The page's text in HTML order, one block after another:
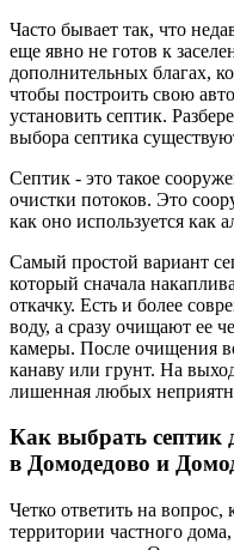
Часто бывает так, что
еще явно не готов к
дополнительных благах,
чтобы построить свою
установить септик.
выбора септика
Септик - это такое
очистки потоков. Это
как оно используется как
Самый простой вариант
который сначала
откачку. Есть и более
воду, а сразу очищают ее
камеры. После очищения
канаву или грунт. На
лишенная любых
Как выбрать септик
в Домодедово и
Четко ответить на
территории частного